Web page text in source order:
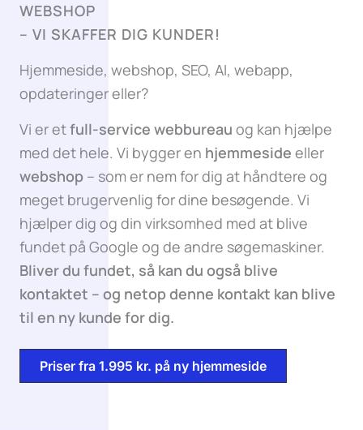
WEBSHOP
– VI SKAFFER DIG KUNDER!
Hjemmeside, webshop, SEO, AI, webapp,
opdateringer eller?
Vi er etfull-service webbureau og kan hjælpe
med det hele. Vi bygger en hjemmeside eller
webshop – som er nem for dig at håndtere og
meget brugervenlig for dine besøgende. Vi
hjælper dig og din virksomhed med at blive
fundet på Google og de andre søgemaskiner.
Bliver du fundet, så kan du også blive
kontaktet – og netop denne kontakt kan blive
til en ny kunde for dig.
Priser fra 1.995 kr. på ny hjemmeside